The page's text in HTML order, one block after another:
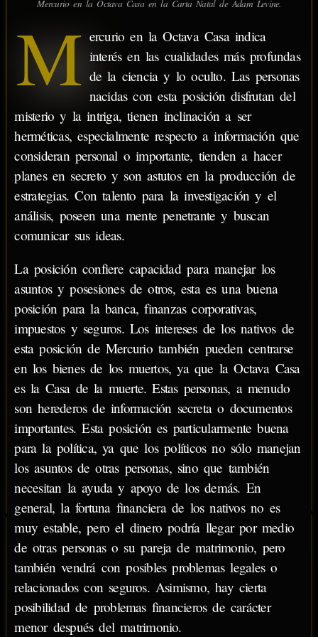
Mercurio en la Octava Casa en la Carta Natal de Adam Levine.
M ercurio en la Octava Casa indica
interés en las cualidades más profundas
de la ciencia y lo oculto. Las personas
nacidas con esta posición disfrutan del
misterio y la intriga, tienen inclinación a ser
herméticas, especialmente respecto a información que
consideran personal o importante, tienden a hacer
planes en secreto y son astutos en la producción de
estrategias. Con talento para la investigación y el
análisis, poseen una mente penetrante y buscan
comunicar sus ideas.
La posición confiere capacidad para manejar los
asuntos y posesiones de otros, esta es una buena
posición para la banca, finanzas corporativas,
impuestos y seguros. Los intereses de los nativos de
esta posición de Mercurio también pueden centrarse
en los bienes de los muertos, ya que la Octava Casa
es la Casa de la muerte. Estas personas, a menudo
son herederos de información secreta o documentos
importantes. Esta posición es particularmente buena
para la política, ya que los políticos no sólo manejan
los asuntos de otras personas, sino que también
necesitan la ayuda y apoyo de los demás. En
general, la fortuna financiera de los nativos no es
muy estable, pero el dinero podría llegar por medio
de otras personas o su pareja de matrimonio, pero
también vendrá con posibles problemas legales o
relacionados con seguros. Asimismo, hay cierta
posibilidad de problemas financieros de carácter
menor después del matrimonio.